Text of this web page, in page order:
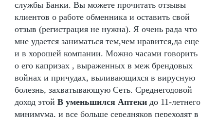
службы Банки. Вы можете прочитать отзывы
клиентов о работе обменника и оставить свой
отзыв (регистрация не нужна). Я очень рада что
мне удается заниматься тем,чем нравится,да еще
и в хорошей компании. Можно часами говорить
о его капризах , выраженных в меж брендовых
войнах и причудах, выливающихся в вирусную
болезнь, захватывающую Сеть. Среднегодовой
доход этой В уменьшился Аптеки до 11-летнего
минимума, и все больше середняков переходят в